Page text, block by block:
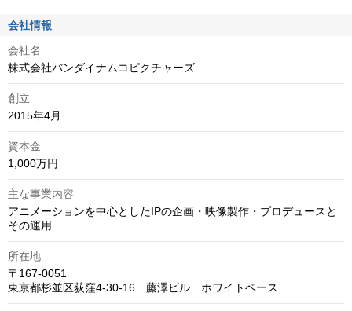
会社情報
会社名
株式会社バンダイナムコピクチャーズ
創立
2015年4月
資本金
1,000万円
主な事業内容
アニメーションを中心としたIPの企画・映像製作・プロデュースと
その運用
所在地
〒167-0051
東京都杉並区荻窪4-30-16　藤澤ビル　ホワイトベース